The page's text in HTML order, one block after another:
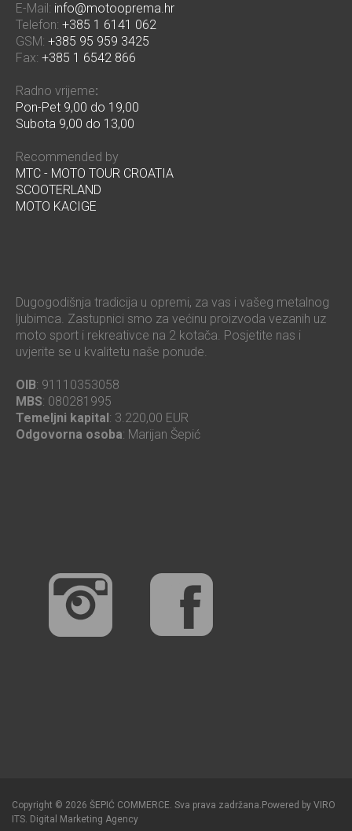
E-Mail: info@motooprema.hr
Telefon: +385 1 6141 062
GSM: +385 95 959 3425
Fax: +385 1 6542 866
Radno vrijeme:
Pon-Pet 9,00 do 19,00
Subota 9,00 do 13,00
Recommended by
MTC - MOTO TOUR CROATIA
SCOOTERLAND
MOTO KACIGE
Dugogodišnja tradicija u opremi, za vas i vašeg metalnog
ljubimca. Zastupnici smo za većinu proizvoda vezanih uz
moto sport i rekreativce na 2 kotača. Posjetite nas i
uvjerite se u kvalitetu naše ponude.
OIB: 91110353058
MBS: 080281995
Temeljni kapital: 3.220,00 EUR
Odgovorna osoba: Marijan Šepić
Copyright © 2026 ŠEPIĆ COMMERCE. Sva prava zadržana. Powered by VIRO
ITS Digital Marketing Agency